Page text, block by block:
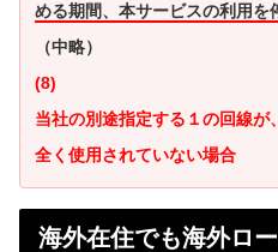
める期間、本サービスの利用を
（中略）
(8)
当社の別途指定する１の回線が
全く使用されていない場合
海外在住でも海外ロ